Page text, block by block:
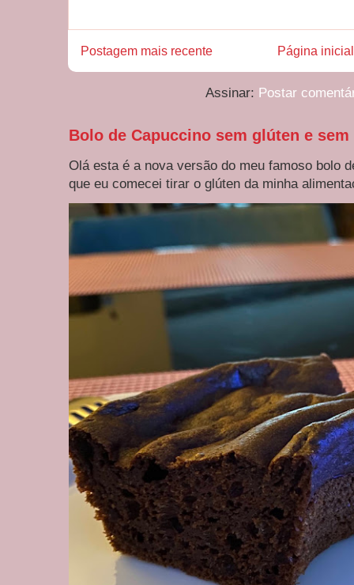
Postagem mais recente Página inicial
Assinar: Postar
Bolo de Capuccino sem glúten e
Olá esta é a nova versão do meu famoso bolo
que eu comecei tirar o glúten da minha